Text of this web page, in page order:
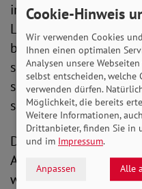
inklusive
Lehrmittel müssen
brauchen wir bessere
schulärztliche,
sonderpädagogische
schlicht mehr
Denn der Mangel an
Auswirkungen, die
weiter auf 16 Prozent
Cookie-Hinweis
Wir verwenden Cookies
Ihnen einen optimalen
Analysen unsere
selbst entscheiden, welche
verwenden dürfen.
Möglichkeit, die bereits
Weitere Informationen,
Drittanbieter, finden Sie in
und im Impressum.
Anpassen Alle